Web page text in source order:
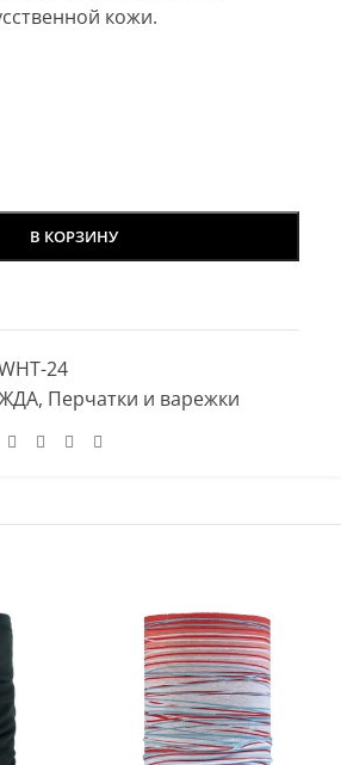
кожи.
В КОРЗИНУ
24
, Перчатки и варежки